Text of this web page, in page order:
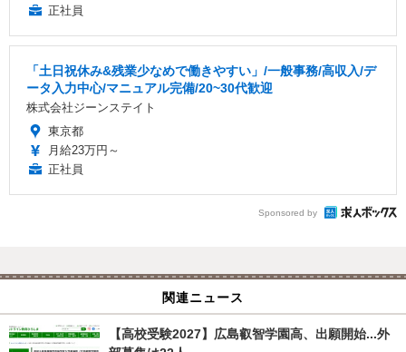
正社員
「土日祝休み&残業少なめで働きやすい」/一般事務/高収入/デ
ータ入力中心/マニュアル完備/20~30代歓迎
株式会社ジーンステイト
東京都
月給23万円～
正社員
Sponsored by
関連ニュース
【高校受験2027】広島叡智学園高、出願開始...外